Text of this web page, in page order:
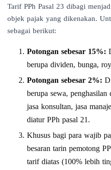
Tarif PPh Pasal 23 dibagi
objek pajak yang dikenakan.
sebagai berikut:
Potongan sebesar 15%:
berupa dividen, bunga,
Potongan sebesar 2%:
berupa sewa,
jasa konsultan, jasa
diatur PPh pasal 21.
Khusus bagi para wajib
besaran tarin pemotong
tarif diatas (100% lebih